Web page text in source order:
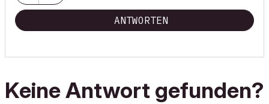
ANTWORTEN
Keine Antwort gefunden?